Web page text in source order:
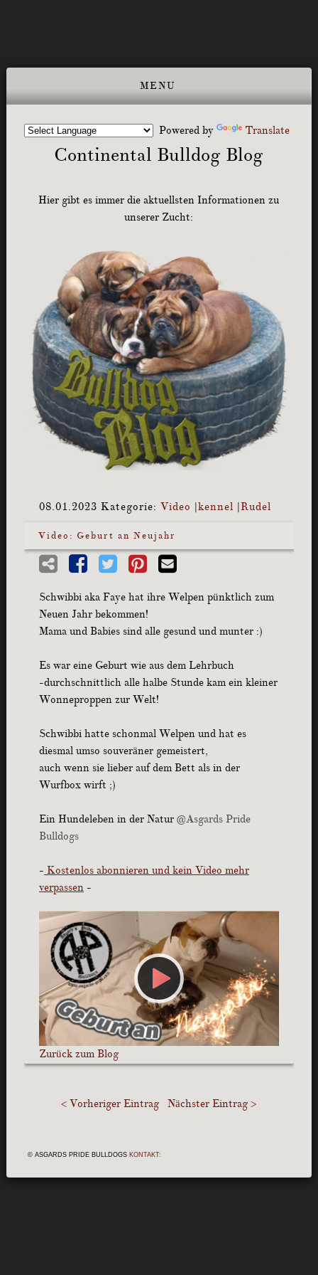
Powered by Translate
Continental Bulldog Blog
Hier gibt es immer die aktuellsten Informationen zu
unserer Zucht:
08.01.2023 Kategorie: Video kennel Rudel
Video: Geburt an Neujahr
Schwibbi aka Faye hat ihre Welpen pünktlich zum
Neuen Jahr bekommen!
Mama und Babies sind alle gesund und munter :)
Es war eine Geburt wie aus dem Lehrbuch
-durchschnittlich alle halbe Stunde kam ein kleiner
Wonneproppen zur Welt!
Schwibbi hatte schonmal Welpen und hat es
diesmal umso souveräner gemeistert,
auch wenn sie lieber auf dem Bett als in der
Wurfbox wirft ;)
Ein Hundeleben in der Natur @Asgards Pride
Bulldogs
- Kostenlos abonnieren und kein Video mehr
verpassen-
Zurück zum Blog
< Vorheriger Eintrag Nächster Eintrag >
© ASGARDS PRIDE BULLDOGS KONTAKT: